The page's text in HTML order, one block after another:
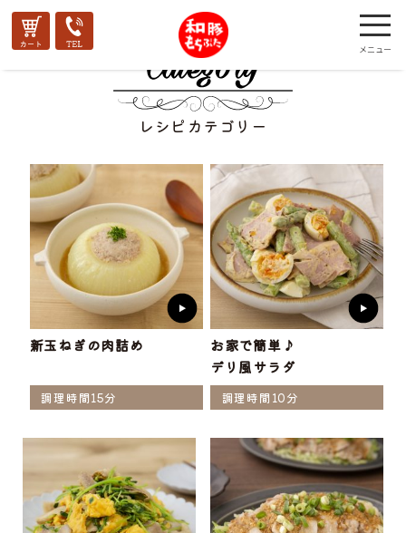
レシピカテゴリー
新玉ねぎの肉詰め
調理時間15分
お家で簡単♪
デリ風サラダ
調理時間10分